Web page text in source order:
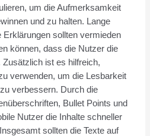
um die Aufmerksamkeit
und zu halten. Lange
sollten vermieden
können, dass die Nutzer die
ist es hilfreich,
verwenden, um die Lesbarkeit
verbessern. Durch die
Bullet Points und
Nutzer die Inhalte schneller
sollten die Texte auf